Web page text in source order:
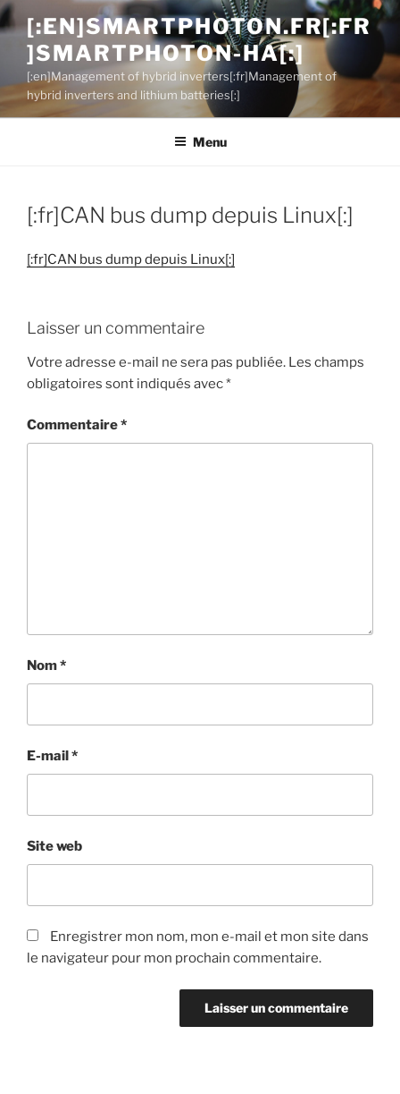
Aller
au
contenu
principal
[:EN]SMARTPHOTON.FR[:FR
]SMARTPHOTON-HA[:]
[:en]Management of hybrid inverters[:fr]Management of
hybrid inverters and lithium batteries[:]
Menu
[:fr]CAN bus dump depuis Linux[:]
[:fr]CAN bus dump depuis Linux[:]
Laisser un commentaire
Votre adresse e-mail ne sera pas publiée. Les champs
obligatoires sont indiqués avec*
Commentaire*
Nom*
E-mail*
Site web
Enregistrer mon nom, mon e-mail et mon site dans
le navigateur pour mon prochain commentaire.